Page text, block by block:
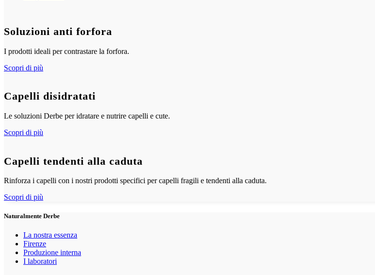
Soluzioni anti forfora
I prodotti ideali per contrastare la forfora.
Scopri di più
Capelli disidratati
Le soluzioni Derbe per idratare e nutrire capelli e cute.
Scopri di più
Capelli tendenti alla caduta
Rinforza i capelli con i nostri prodotti specifici per capelli fragili e tendenti alla caduta.
Scopri di più
Naturalmente Derbe
La nostra essenza
Firenze
Produzione interna
I laboratori